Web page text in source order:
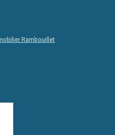
Rambouillet